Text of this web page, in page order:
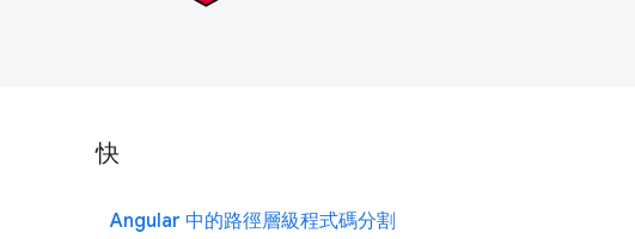
快
Angular 中的路徑層級程式碼分割